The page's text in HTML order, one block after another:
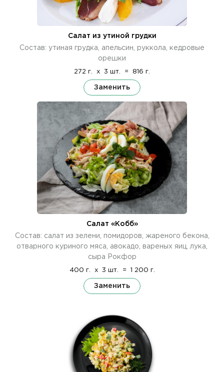
Салат из утиной грудки
Состав: утиная грудка, апельсин, руккола, кедровые
орешки
272 г. x 3 шт. = 816 г.
Заменить
Салат «Кобб»
Состав: салат из зелени, помидоров, жареного бекона,
отварного куриного мяса, авокадо, вареных яиц, лука,
сыра Рокфор
400 г. x 3 шт. = 1 200 г.
Заменить